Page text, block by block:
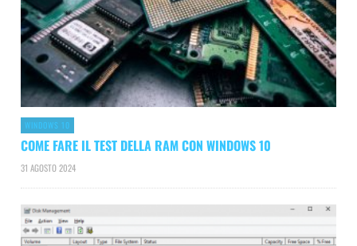
WINDOWS 10
COME FARE IL TEST DELLA RAM CON WINDOWS 10
31 AGOSTO 2024